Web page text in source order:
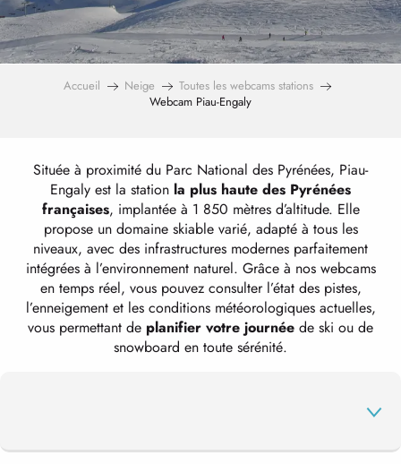
Accueil Neige
Toutes les webcams stations
Webcam Piau-Engaly
Située à proximité du Parc National des Pyrénées, Piau-
Engaly est la station la plus haute des Pyrénées
françaises, implantée à 1 850 mètres d’altitude. Elle
propose un domaine skiable varié, adapté à tous les
niveaux, avec des infrastructures modernes parfaitement
intégrées à l’environnement naturel. Grâce à nos webcams
en temps réel, vous pouvez consulter l’état des pistes,
l’enneigement et les conditions météorologiques actuelles,
vous permettant de planifier votre journée de ski ou de
snowboard en toute sérénité.